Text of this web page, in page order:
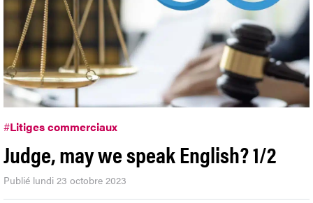
#Litiges commerciaux
Judge, may we speak English? 1/2
Publié lundi 23 octobre 2023